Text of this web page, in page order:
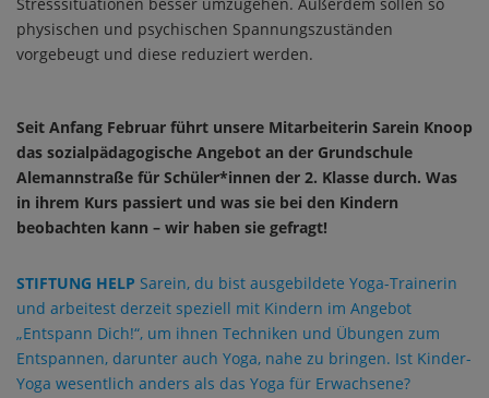
Stresssituationen besser umzugehen. Außerdem sollen so
physischen und psychischen Spannungszuständen
vorgebeugt und diese reduziert werden.
Seit Anfang Februar führt unsere Mitarbeiterin Sarein Knoop
das sozialpädagogische Angebot an der Grundschule
Alemannstraße für Schüler*innen der 2. Klasse durch. Was
in ihrem Kurs passiert und was sie bei den Kindern
beobachten kann – wir haben sie gefragt!
STIFTUNG HELP Sarein, du bist ausgebildete Yoga-Trainerin
und arbeitest derzeit speziell mit Kindern im Angebot
„Entspann Dich!“, um ihnen Techniken und Übungen zum
Entspannen, darunter auch Yoga, nahe zu bringen. Ist Kinder-
Yoga wesentlich anders als das Yoga für Erwachsene?